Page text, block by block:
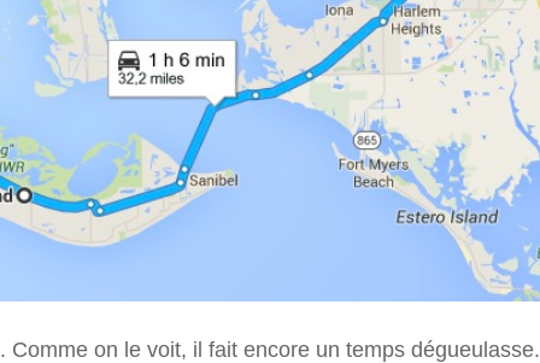
. Comme on le voit, il fait encore un temps dégueulasse.